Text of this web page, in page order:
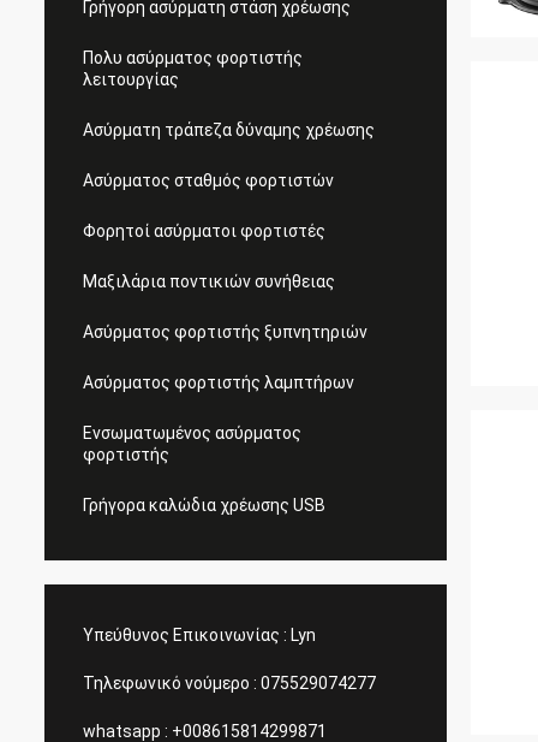
Γρήγορη ασύρματη στάση χρέωσης
Πολυ ασύρματος φορτιστής
λειτουργίας
Ασύρματη τράπεζα δύναμης χρέωσης
Ασύρματος σταθμός φορτιστών
Φορητοί ασύρματοι φορτιστές
Μαξιλάρια ποντικιών συνήθειας
Ασύρματος φορτιστής ξυπνητηριών
Ασύρματος φορτιστής λαμπτήρων
Ενσωματωμένος ασύρματος
φορτιστής
Γρήγορα καλώδια χρέωσης USB
Υπεύθυνος Επικοινωνίας : Lyn
Τηλεφωνικό νούμερο : 075529074277
whatsapp : +008615814299871